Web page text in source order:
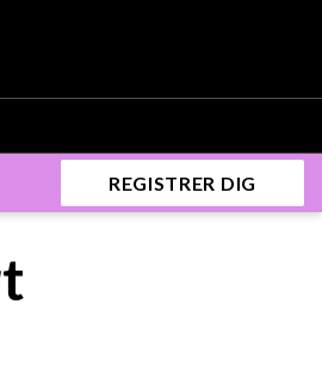
REGISTRER DIG